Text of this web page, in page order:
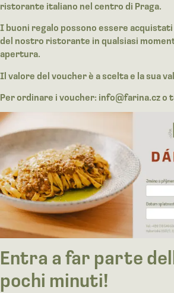
ristorante italiano nel centro di Praga.
I buoni regalo possono essere
del nostro ristorante in qualsiasi
apertura.
Il valore del voucher è a scelta e la sua
Per ordinare i voucher: info@farina.cz o
Entra a far parte
pochi minuti!